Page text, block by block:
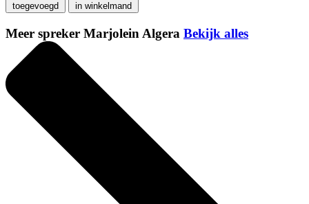
toegevoegd in winkelmand
Meer spreker Marjolein Algera Bekijk alles